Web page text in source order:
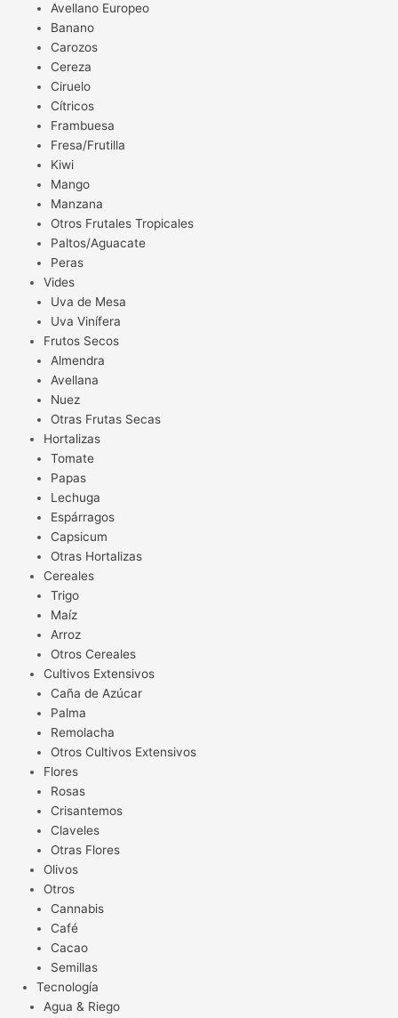
Avellano Europeo
Banano
Carozos
Cereza
Ciruelo
Cítricos
Frambuesa
Fresa/Frutilla
Kiwi
Mango
Manzana
Otros Frutales Tropicales
Paltos/Aguacate
Peras
Vides
Uva de Mesa
Uva Vinífera
Frutos Secos
Almendra
Avellana
Nuez
Otras Frutas Secas
Hortalizas
Tomate
Papas
Lechuga
Espárragos
Capsicum
Otras Hortalizas
Cereales
Trigo
Maíz
Arroz
Otros Cereales
Cultivos Extensivos
Caña de Azúcar
Palma
Remolacha
Otros Cultivos Extensivos
Flores
Rosas
Crisantemos
Claveles
Otras Flores
Olivos
Otros
Cannabis
Café
Cacao
Semillas
Tecnología
Agua & Riego